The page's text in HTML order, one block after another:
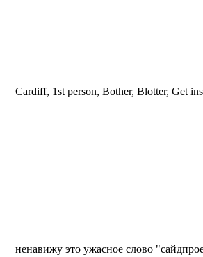
Cardiff, 1st person, Bother, Blotter, Get
ненавижу это ужасное слово